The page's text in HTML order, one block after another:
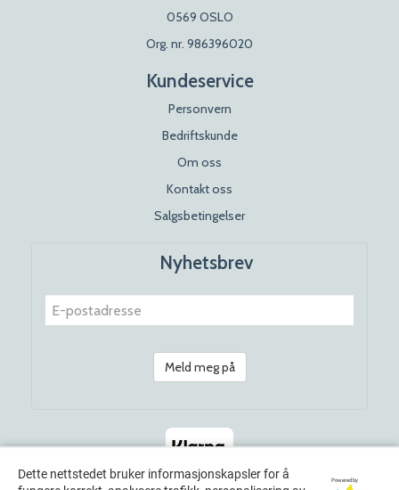
0569 OSLO
Org. nr. 986396020
Kundeservice
Personvern
Bedriftskunde
Om oss
Kontakt oss
Salgsbetingelser
Nyhetsbrev
Meld meg på
Dette nettstedet bruker informasjonskapsler for å
Powered by